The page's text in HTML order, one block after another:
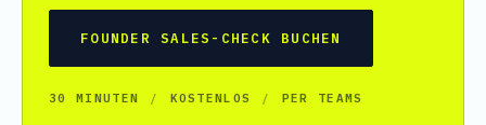
FOUNDER SALES-CHECK BUCHEN
30 MINUTEN / KOSTENLOS / PER TEAMS